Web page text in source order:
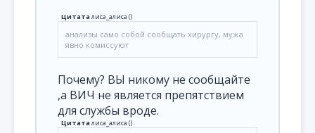
Цитаталиса_алиса ()
анализы само собой сообщать хирургу, мужа
явно комиссуют
Почему? ВЫ никому не сообщайте
,а ВИЧ не является препятствием
для службы вроде.
Цитаталиса_алиса ()